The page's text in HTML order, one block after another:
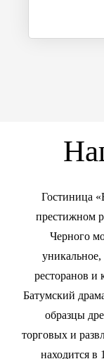
Гостиница
престижном
Черного
ресторанов и
Батумский
образцы
торговых и
находится в